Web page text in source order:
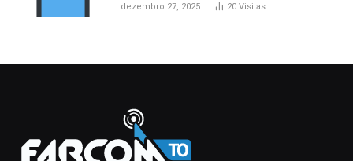
dezembro 27, 2025 20 Visitas